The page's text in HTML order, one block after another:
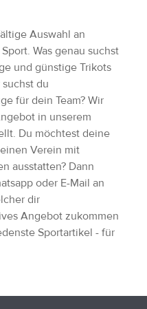
Auswahl an
Was genau suchst
und günstige Trikots
du
für dein Team? Wir
in unserem
Du möchtest deine
Verein mit
ausstatten? Dann
oder E-Mail an
dir
Angebot zukommen
Sportartikel - für